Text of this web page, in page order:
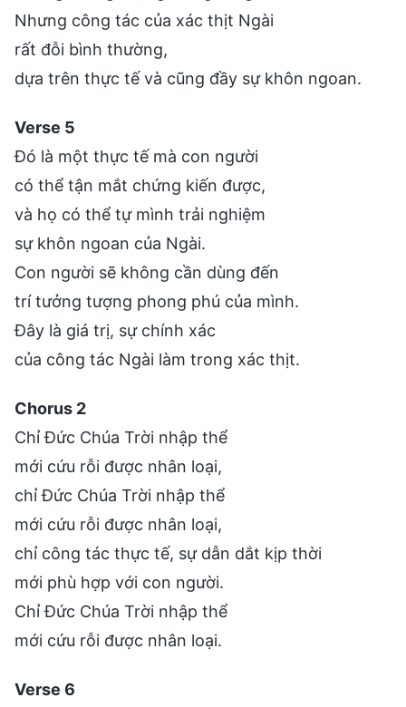
Nhưng công tác của xác thịt Ngài
rất đỗi bình thường,
dựa trên thực tế và cũng đầy sự khôn ngoan.
Verse 5
Đó là một thực tế mà con người
có thể tận mắt chứng kiến được,
và họ có thể tự mình trải nghiệm
sự khôn ngoan của Ngài.
Con người sẽ không cần dùng đến
trí tưởng tượng phong phú của mình.
Đây là giá trị, sự chính xác
của công tác Ngài làm trong xác thịt.
Chorus 2
Chỉ Đức Chúa Trời nhập thể
mới cứu rỗi được nhân loại,
chỉ Đức Chúa Trời nhập thể
mới cứu rỗi được nhân loại,
chỉ công tác thực tế, sự dẫn dắt kịp thời
mới phù hợp với con người.
Chỉ Đức Chúa Trời nhập thể
mới cứu rỗi được nhân loại.
Verse 6